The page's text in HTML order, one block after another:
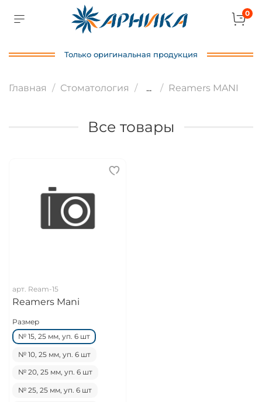
0
Только оригинальная продукция
Главная Стоматология ... Reamers MANI
Все товары
арт. Ream-15
Reamers Mani
Размер
№ 15, 25 мм, уп. 6 шт
№ 10, 25 мм, уп. 6 шт
№ 20, 25 мм, уп. 6 шт
№ 25, 25 мм, уп. 6 шт